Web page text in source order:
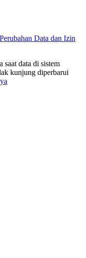
Data dan Izin
saat data di sistem
kunjung diperbarui